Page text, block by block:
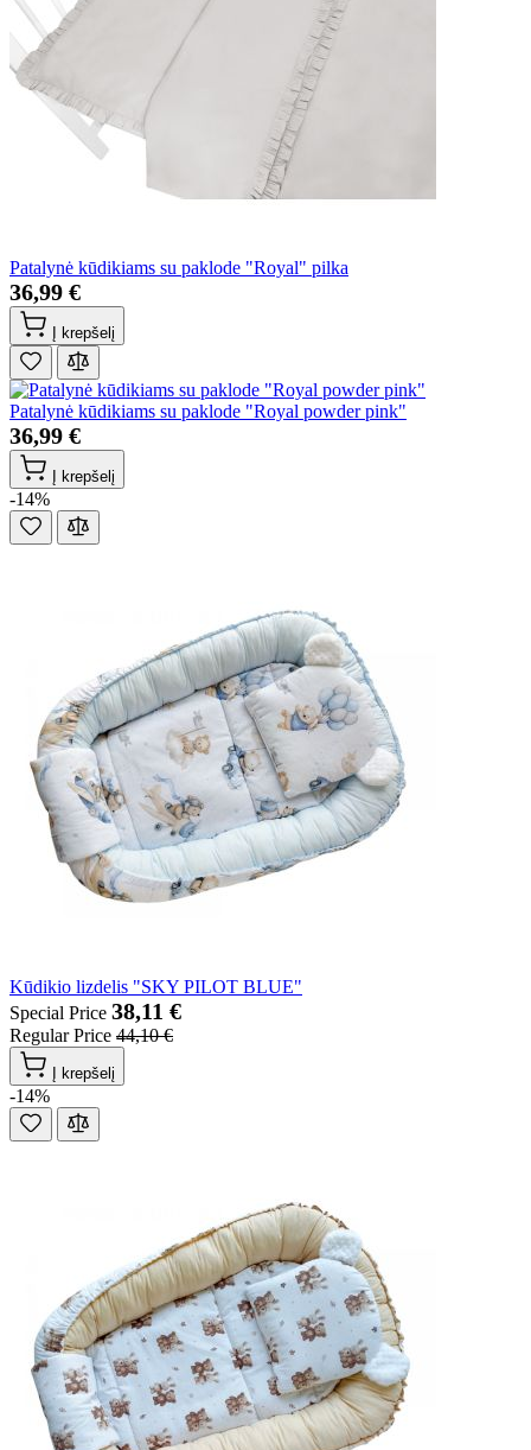
Patalynė kūdikiams su paklode "Royal" pilka
36,99 €
Į krepšelį
Patalynė kūdikiams su paklode "Royal powder pink"
36,99 €
Į krepšelį
-14%
Kūdikio lizdelis "SKY PILOT BLUE"
Special Price 38,11 €
Regular Price 44,10 €
Į krepšelį
-14%